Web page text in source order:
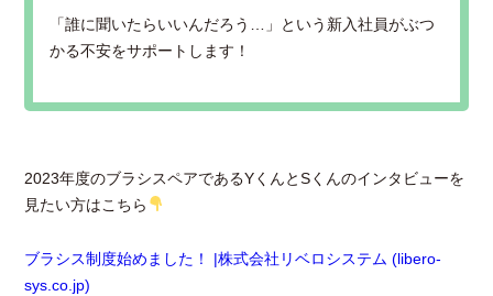
「誰に聞いたらいいんだろう…」という新入社員がぶつ
かる不安をサポートします！
2023年度のブラシスペアであるYくんとSくんのインタビューを
見たい方はこちら
ブラシス制度始めました！ |株式会社リベロシステム (libero-
sys.co.jp)